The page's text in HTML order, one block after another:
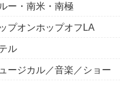
ー・南米・南極
プオンホップオフLA
ル
ージカル／音楽／ショー